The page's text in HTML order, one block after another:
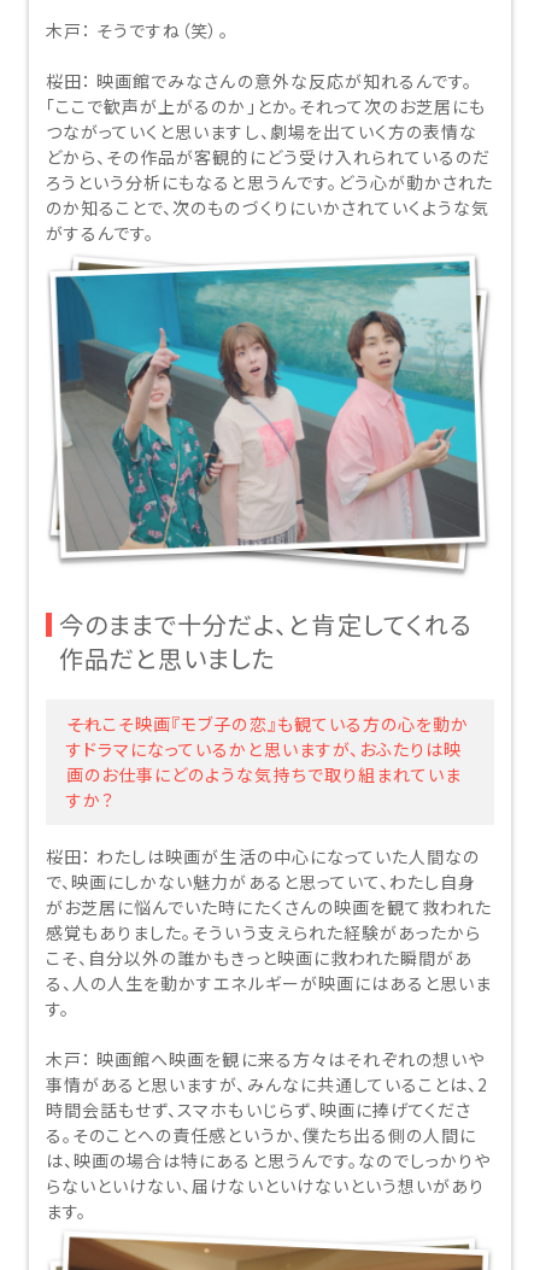
チケットの購入は下記リンクより、劇場を選択の上、ご覧にな
チケットの購入は下記リンクより、ご覧になりたい作品を選
択しご購入ください。
他の劇場で購入される方はボタン下のリンクから劇場の選択へ
お進みください。
劇場を選択する
上映スケジュールを確認する
その他の劇場を選ぶ
無料のワタシアターライト会員もあります。
予約を確認・変更する
下記リンクよりご確認ください。
予約を変更する
閉じる
木戸： そうですね（笑）。
桜田： 映画館でみなさんの意外な反応が知れるんです。
「ここで歓声が上がるのか」とか。それって次のお芝居にも
つながっていくと思いますし、劇場を出ていく方の表情な
どから、その作品が客観的にどう受け入れられているのだ
ろうという分析にもなると思うんです。どう心が動かされた
のか知ることで、次のものづくりにいかされていくような気
がするんです。
今のままで十分だよ、と肯定してくれる
作品だと思いました
――それこそ映画『モブ子の恋』も観ている方の心を動か
すドラマになっているかと思いますが、おふたりは映
画のお仕事にどのような気持ちで取り組まれていま
すか？
桜田： わたしは映画が生活の中心になっていた人間なの
で、映画にしかない魅力があると思っていて、わたし自身
がお芝居に悩んでいた時にたくさんの映画を観て救われた
感覚もありました。そういう支えられた経験があったから
こそ、自分以外の誰かもきっと映画に救われた瞬間があ
る、人の人生を動かすエネルギーが映画にはあると思いま
す。
木戸： 映画館へ映画を観に来る方々はそれぞれの想いや
事情があると思いますが、みんなに共通していることは、2
時間会話もせず、スマホもいじらず、映画に捧げてくださ
る。そのことへの責任感というか、僕たち出る側の人間に
は、映画の場合は特にあると思うんです。なのでしっかりや
らないといけない、届けないといけないという想いがあり
ます。
閉じる
劇場を変更しますか？
劇場を変更すると、STEP2以降で選択いただいた情報は解除
されます。
変更しないで続ける 変更する
閉じる
閉じる
上映日を変更しますか？
上映日を変更すると、STEP3以降で選択いただいた情報は解
除されます。
変更しないで続ける 変更する
閉じる